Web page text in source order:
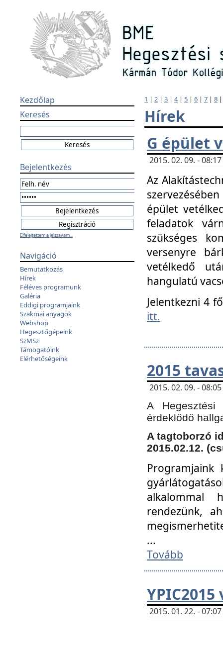
Kezdőlap
Keresés
Bejelentkezés
Elfelejtettem a jelszavam...
Navigáció
Bemutatkozás
Hírek
Féléves programunk
Galéria
Eddigi programjaink
Szakmai anyagok
Webshop
Hegesztőgépeink
SzMSz
Támogatóink
Elérhetőségeink
1 | 2 | 3 | 4| 5 | 6 | 7 | 8
Hírek
G épület
2015. 02. 09. -
Az
épület
feladatok
szükséges
versenyre
vetélkedő
hangulatú
Jelentkezni 4
itt.
2015
2015. 02. 09. -
A
érdeklődő
A tagtoborzó
2015.02.12.
Programjaink
alkalommal
rendezünk,
...
Tovább
YPIC2015
2015. 01. 22. -